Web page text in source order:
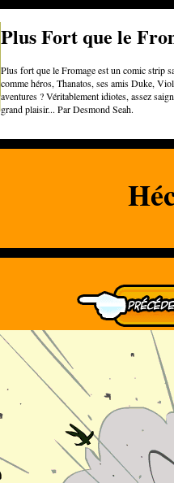
Plus Fort que le
Plus fort que le Fromage est un comic strip
comme héros, Thanatos, ses amis Duke,
aventures ? Véritablement idiotes, assez
grand plaisir... Par Desmond Seah.